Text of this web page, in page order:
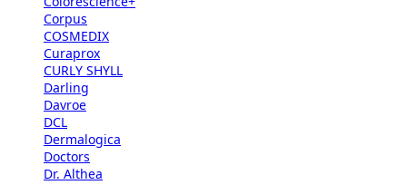
Corpus
COSMEDIX
Curaprox
CURLY SHYLL
Darling
Davroe
DCL
Dermalogica
Doctors
Dr. Althea